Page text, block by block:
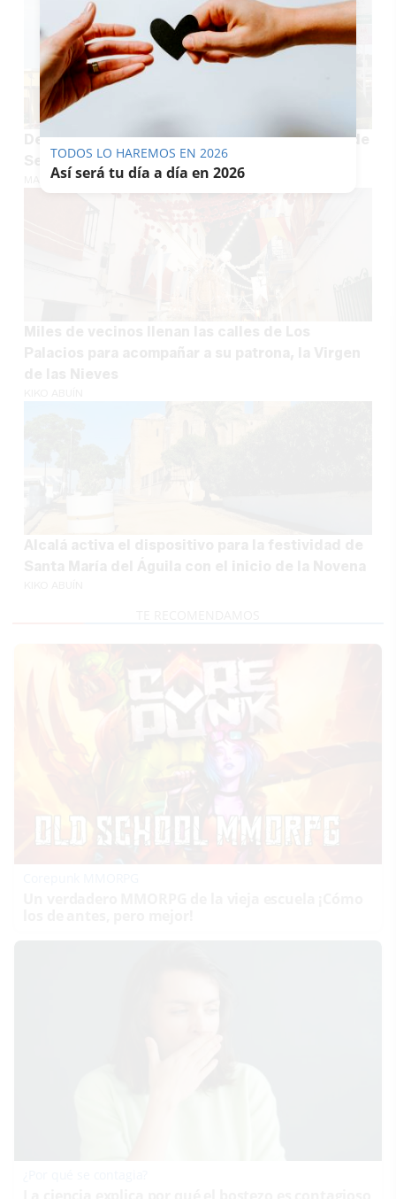
Desalojan un centro comercial en la provincia de
Sevilla por el rápido avance de un fuego
MARÍA CRISOL
TODOS LO HAREMOS EN 2026
Así será tu día a día en 2026